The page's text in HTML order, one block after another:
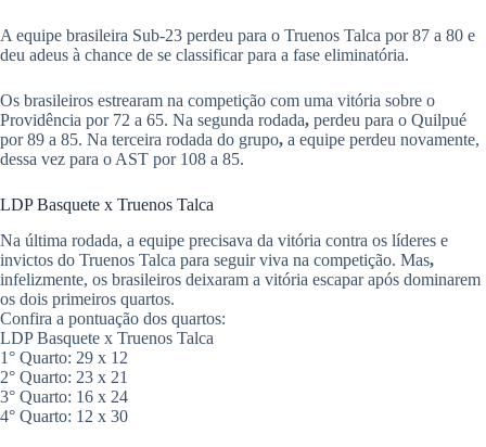
A equipe brasileira Sub-23 perdeu para o Truenos Talca por 87 a 80 e
deu adeus à chance de se classificar para a fase eliminatória.
Os brasileiros estrearam na competição com uma vitória sobre o
Providência por 72 a 65. Na segunda rodada, perdeu para o Quilpué
por 89 a 85. Na terceira rodada do grupo, a equipe perdeu novamente,
dessa vez para o AST por 108 a 85.
​LDP Basquete x Truenos Talca
Na última rodada, a equipe precisava da vitória contra os líderes e
invictos do Truenos Talca para seguir viva na competição. Mas,
infelizmente, os brasileiros deixaram a vitória escapar após dominarem
os dois primeiros quartos.
​Confira a pontuação dos quartos:
LDP Basquete x Truenos Talca
1° Quarto: 29 x 12
2° Quarto: 23 x 21
3° Quarto: 16 x 24
4° Quarto: 12 x 30